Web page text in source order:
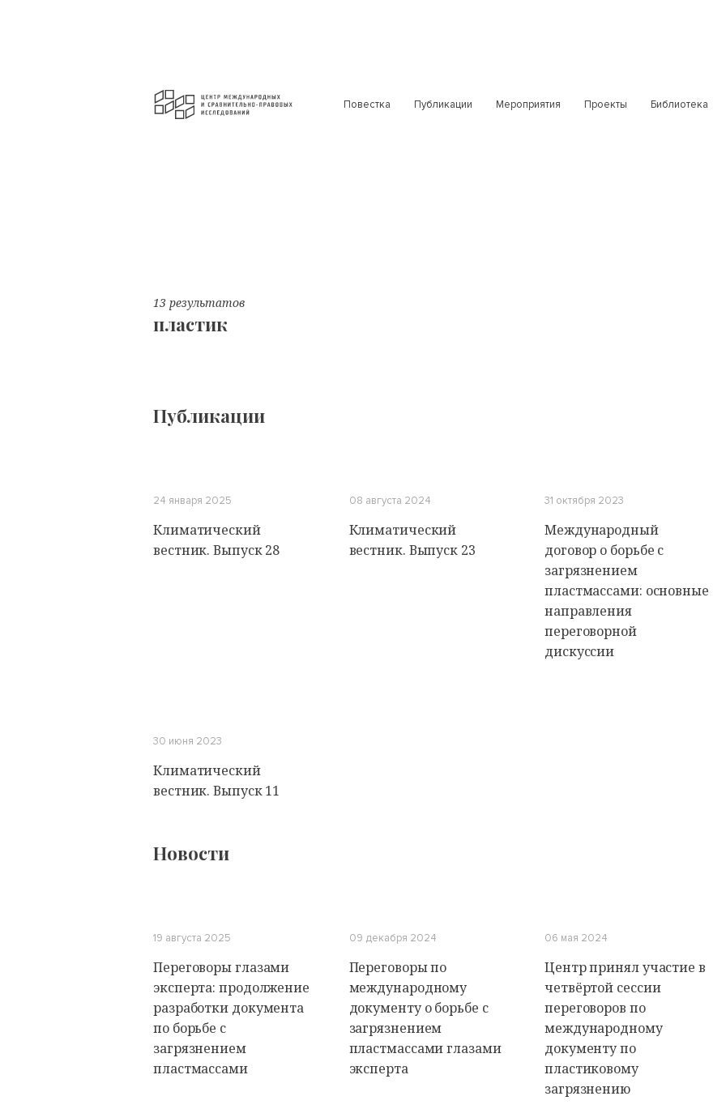
Повестка Публикации Мероприятия Проекты Библиотека
13 результатов
пластик
Публикации
24 января 2025
Климатический
вестник. Выпуск 28
08 августа 2024
Климатический
вестник. Выпуск 23
31 октября 2023
Международный
договор о борьбе с
загрязнением
пластмассами: основные
направления
переговорной
дискуссии
30 июня 2023
Климатический
вестник. Выпуск 11
Новости
19 августа 2025
Переговоры глазами
эксперта: продолжение
разработки документа
по борьбе с
загрязнением
пластмассами
09 декабря 2024
Переговоры по
международному
документу о борьбе с
загрязнением
пластмассами глазами
эксперта
06 мая 2024
Центр принял участие в
четвёртой сессии
переговоров по
международному
документу по
пластиковому
загрязнению